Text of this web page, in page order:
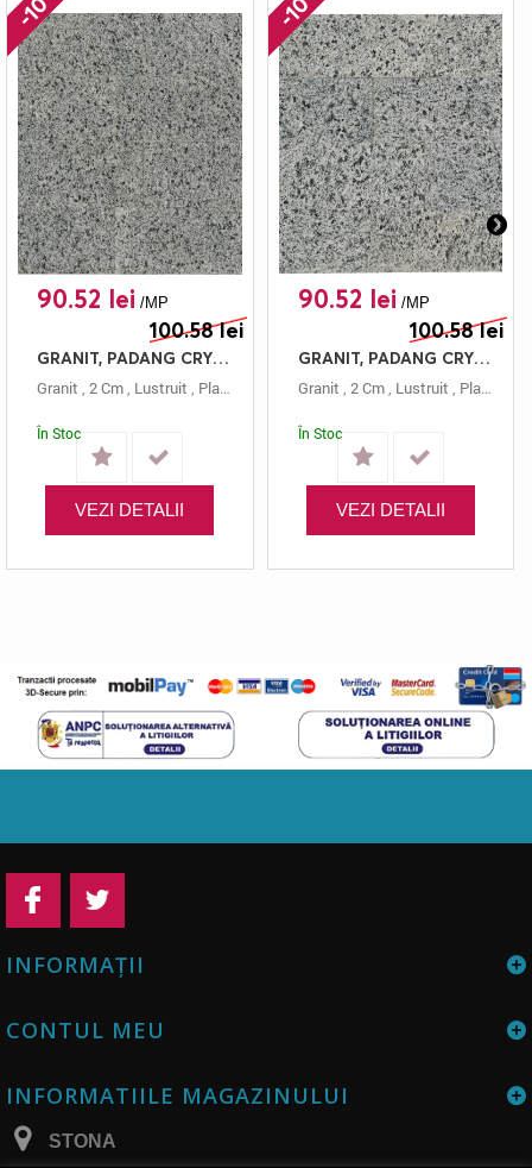
90.52 lei /MP
100.58 lei
GRANIT, PADANG CRYSTAL, PLACAJ, 60X20, 2, LUSTRUIT
Granit , 2 Cm, Lustruit , Placaj Padang Crystal, 60x20
În Stoc
VEZI DETALII
90.52 lei /MP
100.58 lei
GRANIT, PADANG CRYSTAL, PLACAJ, 60X15, 2, LUSTRUIT
Granit , 2 Cm, Lustruit , Placaj
În Stoc
VEZI DETALII
INFORMAŢII
CONTUL MEU
INFORMATIILE MAGAZINULUI
STONA